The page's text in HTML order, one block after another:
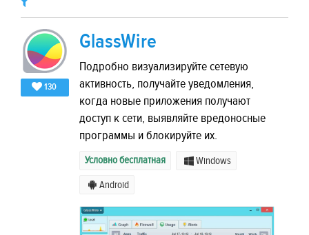
130
GlassWire
Подробно визуализируйте сетевую
активность, получайте уведомления,
когда новые приложения получают
доступ к сети, выявляйте вредоносные
программы и блокируйте их.
Условно бесплатная Windows
Android